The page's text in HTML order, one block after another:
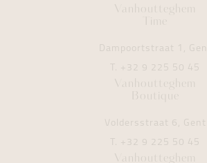
Vanhoutteghem
Time
Dampoortstraat 1, Gent
T. +32 9 225 50 45
Vanhoutteghem
Boutique
Voldersstraat 6, Gent
T. +32 9 225 50 45
Vanhoutteghem